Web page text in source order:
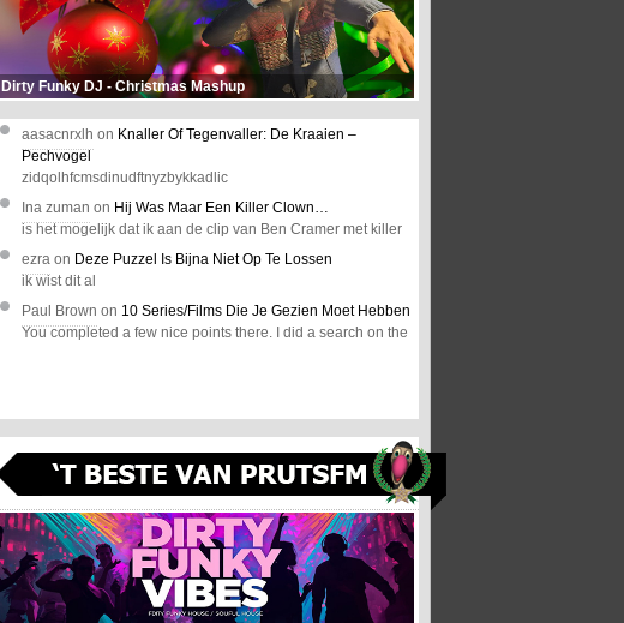
Dirty Funky DJ - Christmas Mashup
aasacnrxlh on Knaller Of Tegenvaller: De Kraaien –
Pechvogel
zidqolhfcmsdinudftnyzbykkadlic
Ina zuman on Hij Was Maar Een Killer Clown…
is het mogelijk dat ik aan de clip van Ben Cramer met killer
ezra on Deze Puzzel Is Bijna Niet Op Te Lossen
ik wist dit al
Paul Brown on 10 Series/Films Die Je Gezien Moet Hebben
You completed a few nice points there. I did a search on the